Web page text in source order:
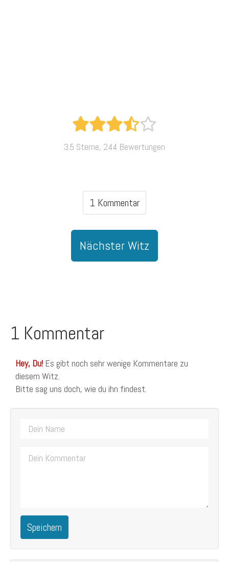
3.5 Sterne, 244 Bewertungen
1 Kommentar
Nächster Witz
1 Kommentar
Hey, Du! Es gibt noch sehr wenige Kommentare zu
diesem Witz.
Bitte sag uns doch, wie du ihn findest.
Speichern